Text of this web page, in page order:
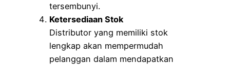
tersembunyi.
Ketersediaan Stok
Distributor yang memiliki stok
lengkap akan mempermudah
pelanggan dalam mendapatkan